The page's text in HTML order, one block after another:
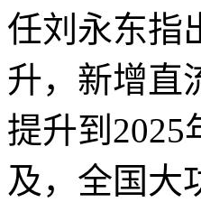
任刘永东指
升，新增直
提升到2025
及，全国大